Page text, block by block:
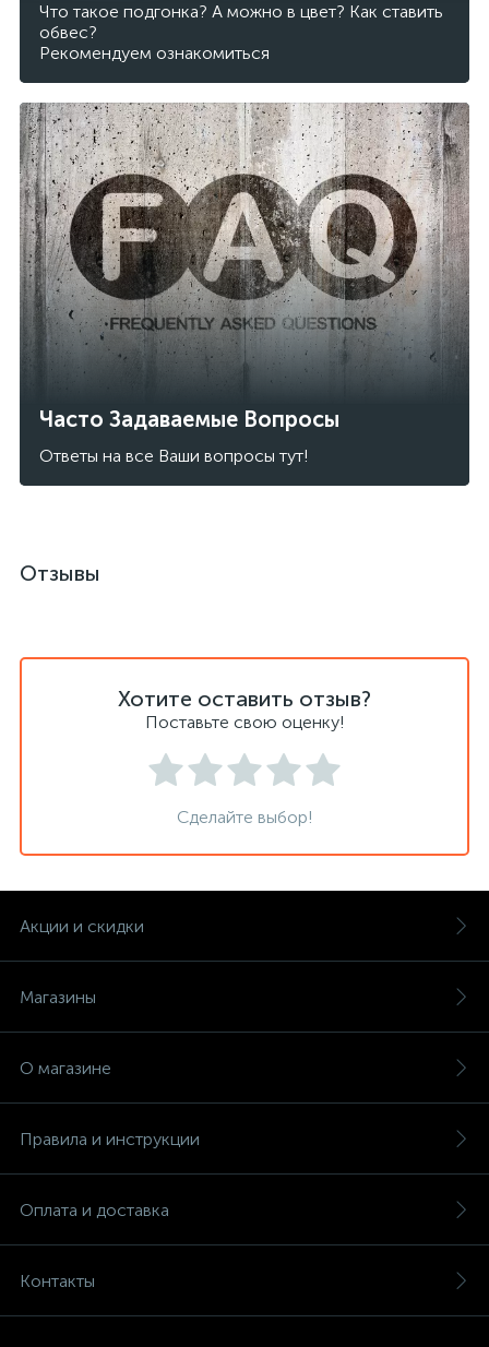
Что такое подгонка? А можно в цвет? Как ставить
обвес?
Рекомендуем ознакомиться
Часто Задаваемые Вопросы
Ответы на все Ваши вопросы тут!
Отзывы
Хотите оставить отзыв?
Поставьте свою оценку!
Сделайте выбор!
Акции и скидки
Магазины
О магазине
Правила и инструкции
Оплата и доставка
Контакты